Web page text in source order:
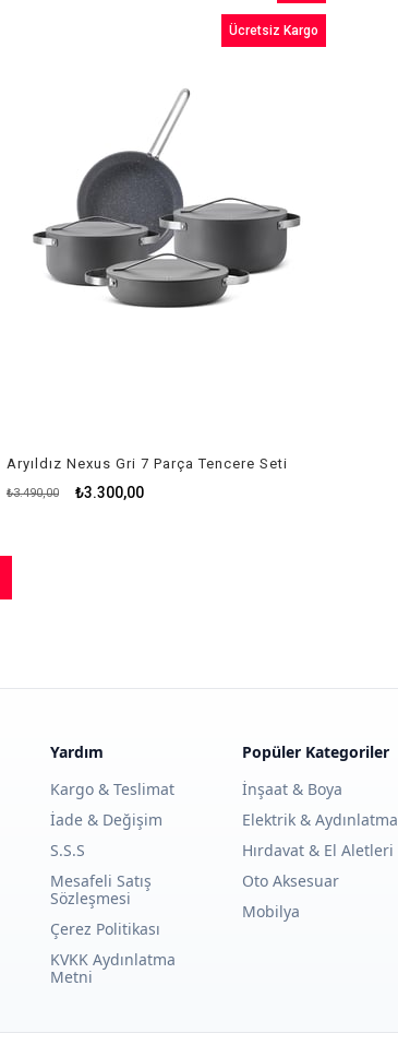
Aryıldız Nexus Gri 7 Parça Tencere Seti
₺3.300,00
₺3.490,00
İndirim
%5İndirim
Ücretsiz Kargo
Yardım
Kargo & Teslimat
İade & Değişim
S.S.S
Mesafeli Satış
Sözleşmesi
Çerez Politikası
KVKK Aydınlatma
Metni
Popüler Kategoriler
İnşaat & Boya
Elektrik & Aydınlatma
Hırdavat & El Aletleri
Oto Aksesuar
Mobilya